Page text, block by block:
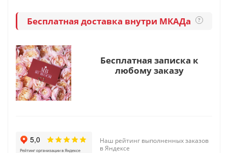
Бесплатная доставка внутри МКАДа ?
Бесплатная записка к
любому заказу
Наш рейтинг выполненных заказов
в Яндексе